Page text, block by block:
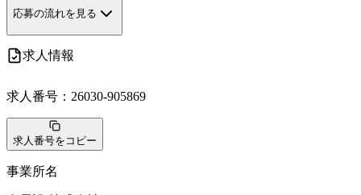
応募の流れを見る
求人情報
求人番号： 26030-905869
求人番号をコピー
事業所名